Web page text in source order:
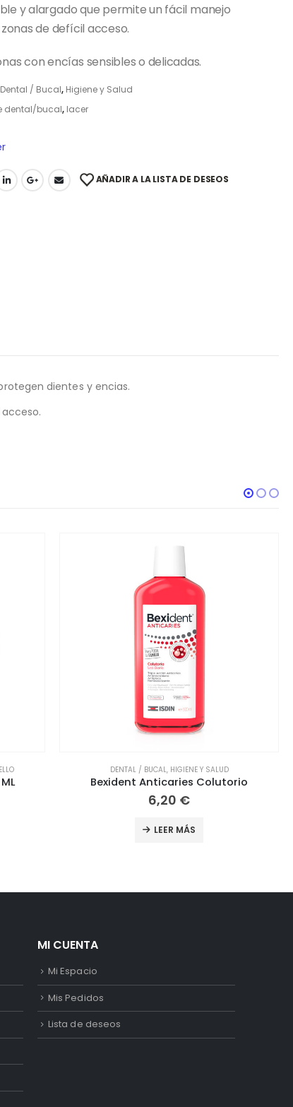
y alargado que permite un fácil manejo
de defícil acceso.
con encías sensibles o delicadas.
Dental / Bucal, Higiene y Salud
dental/bucal, lacer
AÑADIR A LA LISTA DE DESEOS
dientes y encias.
COSMÉTICA Y BELLEZA,HIGIENE Y SALUD
Bañoftal Ojo Irritado Colirio 10 ml
10,99€
LEER MÁS
MI CUENTA
Mi Espacio
Mis Pedidos
Lista de deseos